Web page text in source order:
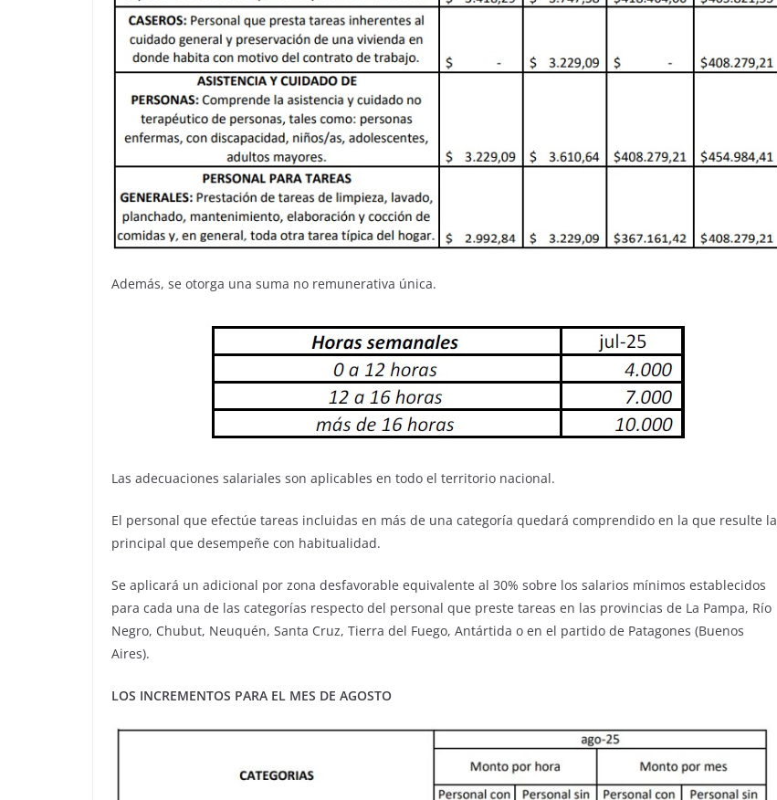
Además, se otorga una suma no remunerativa única.
Las adecuaciones salariales son aplicables en todo el territorio nacional.
El personal que efectúe tareas incluidas en más de una categoría quedará comprendido en la que resulte la
principal que desempeñe con habitualidad.
Se aplicará un adicional por zona desfavorable equivalente al 30% sobre los salarios mínimos establecidos
para cada una de las categorías respecto del personal que preste tareas en las provincias de La Pampa, Río
Negro, Chubut, Neuquén, Santa Cruz, Tierra del Fuego, Antártida o en el partido de Patagones (Buenos
Aires).
LOS INCREMENTOS PARA EL MES DE AGOSTO